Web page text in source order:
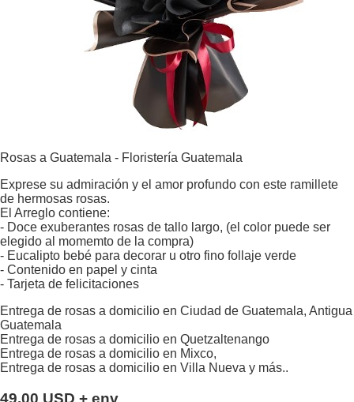
Rosas a Guatemala - Floristería Guatemala
Exprese su admiración y el amor profundo con este ramillete
de hermosas rosas.
El Arreglo contiene:
- Doce exuberantes rosas de tallo largo, (el color puede ser
elegido al momemto de la compra)
- Eucalipto bebé para decorar u otro fino follaje verde
- Contenido en papel y cinta
- Tarjeta de felicitaciones
Entrega de rosas a domicilio en Ciudad de Guatemala, Antigua
Guatemala
Entrega de rosas a domicilio en Quetzaltenango
Entrega de rosas a domicilio en Mixco,
Entrega de rosas a domicilio en Villa Nueva y más..
49.00 USD + env